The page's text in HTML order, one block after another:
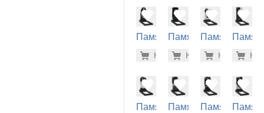
Памятник
могилу
-7% 32.000
Купить
Памятник
могилу
-7%
Купить
Памятник
могилу
-
Купитьмогилу
ПамятникПамятникПамятник